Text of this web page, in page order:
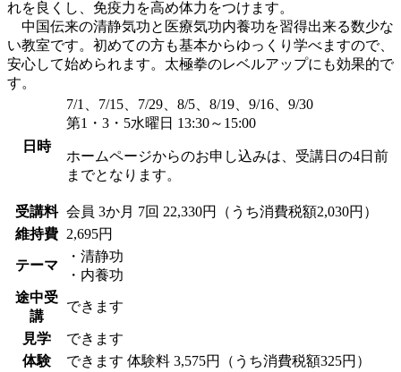
れを良くし、免疫力を高め体力をつけます。
中国伝来の清静気功と医療気功内養功を習得出来る数少な
い教室です。初めての方も基本からゆっくり学べますので、
安心して始められます。太極拳のレベルアップにも効果的で
す。
日時
7/1、7/15、7/29、8/5、8/19、9/16、9/30
第1・3・5水曜日 13:30～15:00
ホームページからのお申し込みは、受講日の4日前
までとなります。
受講料 会員 3か月 7回 22,330円（うち消費税額2,030円）
維持費
2,695円
テーマ
・清静功
・内養功
途中受
講
できます
見学
できます
体験
できます 体験料 3,575円（うち消費税額325円）